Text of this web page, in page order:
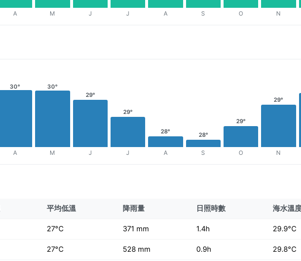
A M J J A S O N
30°
A
30°
M
29°
J
29°
J
28°
A
28°
S
29°
O
29°
N
平均低溫 降雨量 日照時數 海水溫
27°C 371 mm 1.4h 29.9°C
27°C 528 mm 0.9h 29.8°C